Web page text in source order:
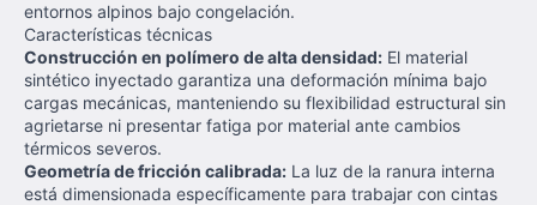
entornos alpinos bajo congelación.
Características técnicas
Construcción en polímero de alta densidad: El material
sintético inyectado garantiza una deformación mínima bajo
cargas mecánicas, manteniendo su flexibilidad estructural sin
agrietarse ni presentar fatiga por material ante cambios
térmicos severos.
Geometría de fricción calibrada: La luz de la ranura interna
está dimensionada específicamente para trabajar con cintas